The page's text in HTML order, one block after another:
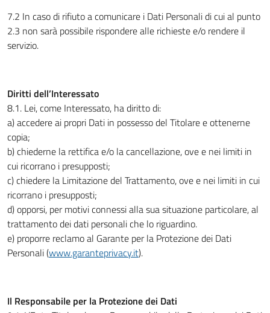
7.2 In caso di rifiuto a comunicare i Dati Personali di cui al punto
2.3 non sarà possibile rispondere alle richieste e/o rendere il
servizio.
Diritti dell’Interessato
8.1. Lei, come Interessato, ha diritto di:
a) accedere ai propri Dati in possesso del Titolare e ottenerne
copia;
b) chiederne la rettifica e/o la cancellazione, ove e nei limiti in
cui ricorrano i presupposti;
c) chiedere la Limitazione del Trattamento, ove e nei limiti in cui
ricorrano i presupposti;
d) opporsi, per motivi connessi alla sua situazione particolare, al
trattamento dei dati personali che lo riguardino.
e) proporre reclamo al Garante per la Protezione dei Dati
Personali (www.garanteprivacy.it).
Il Responsabile per la Protezione dei Dati